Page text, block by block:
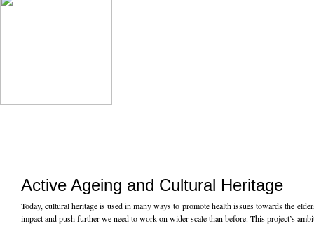
Active Ageing and Cultural Heritage
Today, cultural heritage is used in many ways to promote health issues towards the
impact and push further we need to work on wider scale than before. This project’s